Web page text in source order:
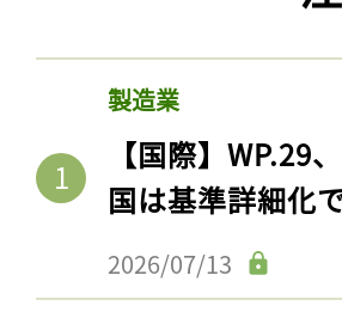
製造業
【国際】WP.29
国は基準詳細化
2026/07/13